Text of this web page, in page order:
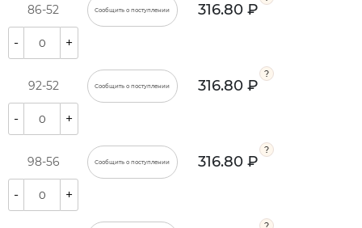
86-52 Сообщить о поступлении 316.80 ₽
- +
92-52 Сообщить о поступлении 316.80 ₽
- +
98-56 Сообщить о поступлении 316.80 ₽
- +